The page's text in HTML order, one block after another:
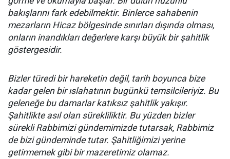
bakışlarını fark edebilmektir. Binlerce sahabenin
mezarların Hicaz bölgesinde sınırları dışında olması,
onların inandıkları değerlere karşı büyük bir şahitlik
göstergesidir.
Bizler türedi bir hareketin değil, tarih boyunca bize
kadar gelen bir ıslahatının bugünkü temsilcileriyiz. Bu
geleneğe bu damarlar katıksız şahitlik yakışır.
Şahitlikte asıl olan sürekliliktir. Bu yüzden bizler
sürekli Rabbimizi gündemimizde tutarsak, Rabbimiz
de bizi gündeminde tutar. Şahitliğimizi yerine
getirmemek gibi bir mazeretimiz olamaz.